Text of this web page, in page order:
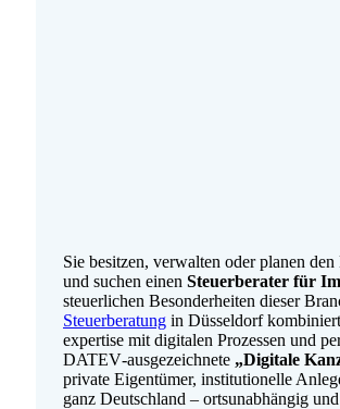
Sie besitzen, verwalten oder planen
und suchen einen Steuerberater für
steuerlichen Besonderheiten dieser
Steuerberatung in Düsseldorf
expertise mit digitalen Prozessen und
DATEV‑ausgezeichnete „Digitale
private Eigentümer, institutionelle
ganz Deutschland – ortsunabhängig